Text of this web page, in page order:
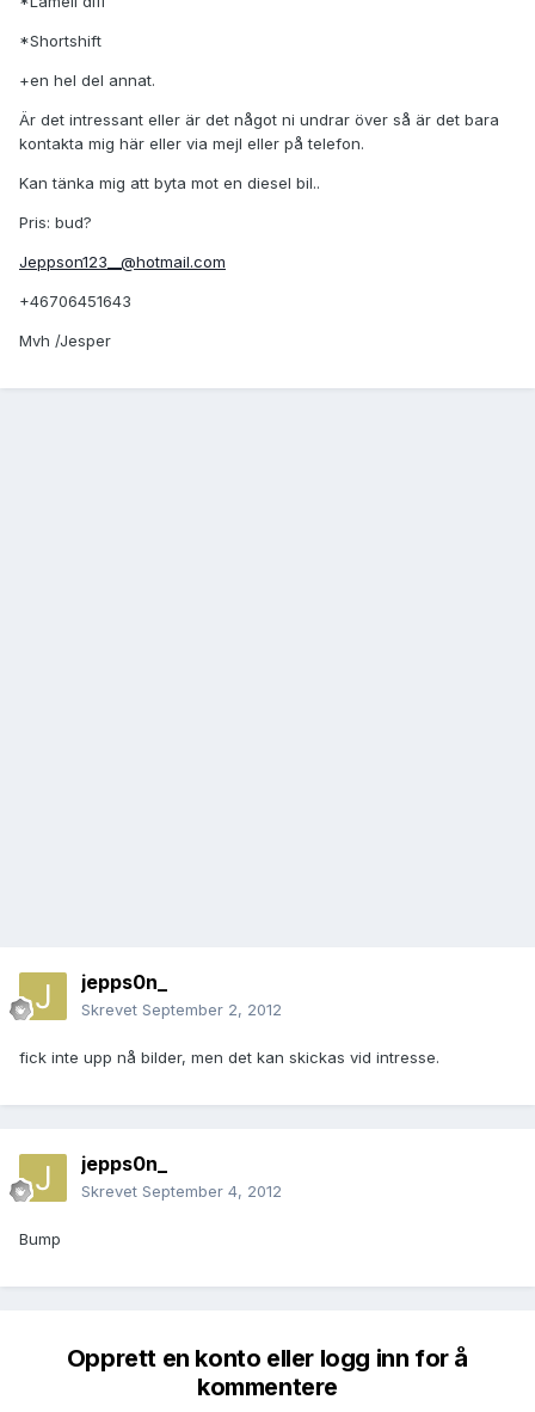
*Shortshift
+en hel del annat.
Är det intressant eller är det något ni undrar över så är det bara
kontakta mig här eller via mejl eller på telefon.
Kan tänka mig att byta mot en diesel bil..
Pris: bud?
Jeppson123__@hotmail.com
+46706451643
Mvh /Jesper
jepps0n_
Skrevet September 2, 2012
fick inte upp nå bilder, men det kan skickas vid intresse.
jepps0n_
Skrevet September 4, 2012
Bump
Opprett en konto eller logg inn for å
kommentere